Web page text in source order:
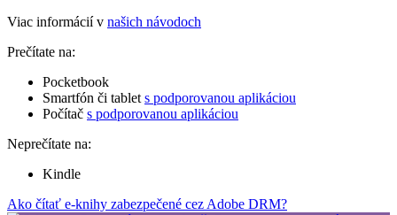
Viac informácií v našich návodoch
Prečítate na:
Pocketbook
Smartfón či tablet s podporovanou aplikáciou
Počítač s podporovanou aplikáciou
Neprečítate na:
Kindle
Ako čítať e-knihy zabezpečené cez Adobe DRM?